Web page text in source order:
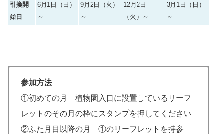
引換開
始日
6月1日（日）
～
9月2日（火）
～
12月2日
（火）～
3月1日（日）
～
参加方法
①初めての月 植物園入口に設置しているリーフ
レットのその月の枠にスタンプを押してください
②ふた月目以降の月 ①のリーフレットを持参